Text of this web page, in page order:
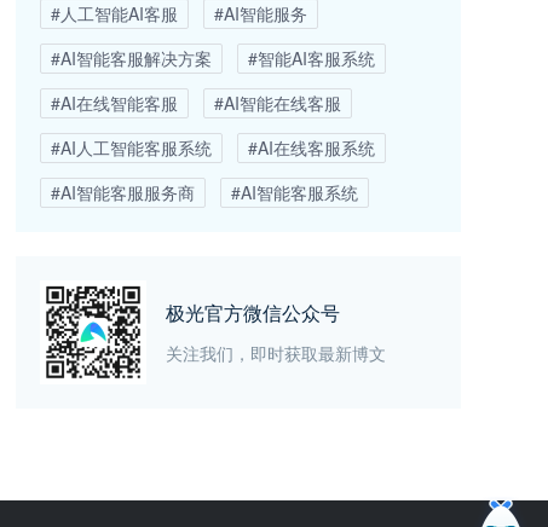
#人工智能AI客服
#AI智能服务
#AI智能客服解决方案
#智能AI客服系统
#AI在线智能客服
#AI智能在线客服
#AI人工智能客服系统
#AI在线客服系统
#AI智能客服服务商
#AI智能客服系统
极光官方微信公众号
关注我们，即时获取最新博文